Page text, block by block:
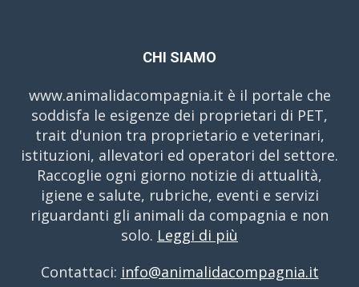
CHI SIAMO
www.animalidacompagnia.it è il portale che
soddisfa le esigenze dei proprietari di PET,
trait d'union tra proprietario e veterinari,
istituzioni, allevatori ed operatori del settore.
Raccoglie ogni giorno notizie di attualità,
igiene e salute, rubriche, eventi e servizi
riguardanti gli animali da compagnia e non
solo. Leggi di più
Contattaci: info@animalidacompagnia.it